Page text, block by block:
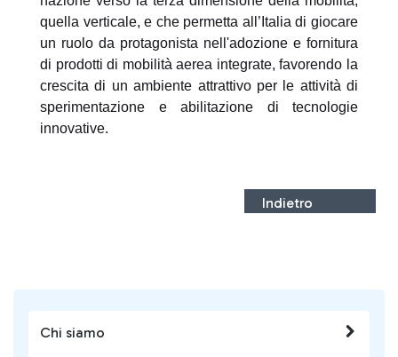
Chi siamo
quella verticale, e che permetta all’Italia di giocare
un ruolo da protagonista nell'adozione e fornitura
di prodotti di mobilità aerea integrate, favorendo la
crescita di un ambiente attrattivo per le attività di
sperimentazione e abilitazione di tecnologie
innovative.
Indietro